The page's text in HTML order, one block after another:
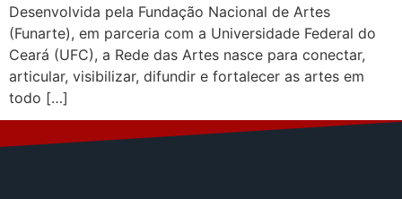
Desenvolvida pela Fundação Nacional de Artes
(Funarte), em parceria com a Universidade Federal do
Ceará (UFC), a Rede das Artes nasce para conectar,
articular, visibilizar, difundir e fortalecer as artes em
todo […]